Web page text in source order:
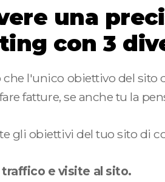
una
con 3
l'unico obiettivo del sito
fatture, se anche tu la
gli obiettivi del tuo sito di
e visite al sito.